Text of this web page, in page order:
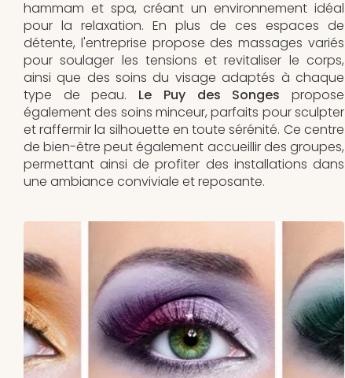
hammam et spa, créant un environnement idéal
pour la relaxation. En plus de ces espaces de
détente, l'entreprise propose des massages variés
pour soulager les tensions et revitaliser le corps,
ainsi que des soins du visage adaptés à chaque
type de peau. Le Puy des Songes propose
également des soins minceur, parfaits pour sculpter
et raffermir la silhouette en toute sérénité. Ce centre
de bien-être peut également accueillir des groupes,
permettant ainsi de profiter des installations dans
une ambiance conviviale et reposante.